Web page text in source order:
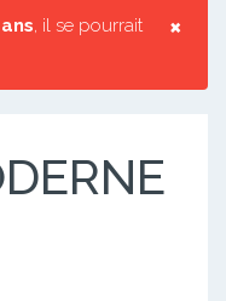
×
, il se pourrait